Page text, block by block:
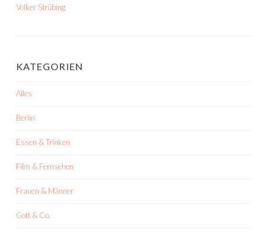
Volker Strübing
KATEGORIEN
Alles
Berlin
Essen & Trinken
Film & Fernsehen
Frauen & Männer
Gott & Co.